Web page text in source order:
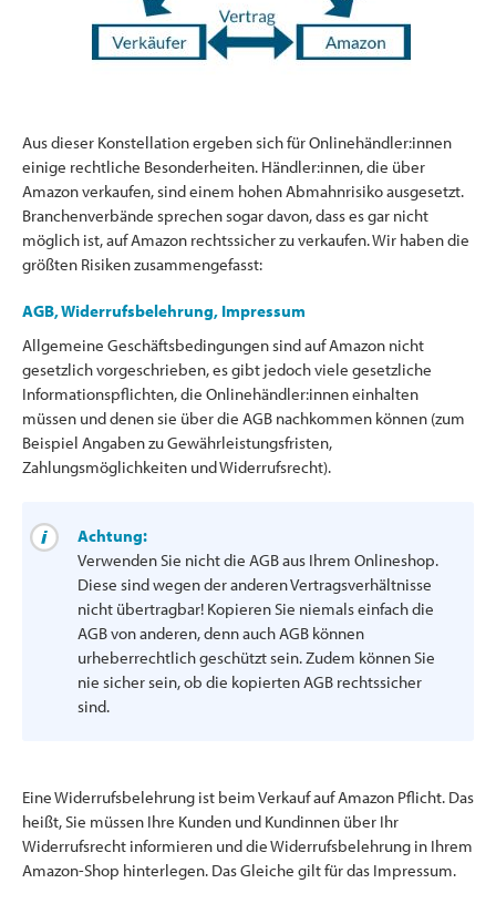
Aus dieser Konstellation ergeben sich für Onlinehändler:innen
einige rechtliche Besonderheiten. Händler:innen, die über
Amazon verkaufen, sind einem hohen Abmahnrisiko ausgesetzt.
Branchenverbände sprechen sogar davon, dass es gar nicht
möglich ist, auf Amazon rechtssicher zu verkaufen. Wir haben die
größten Risiken zusammengefasst:
AGB, Widerrufsbelehrung, Impressum
Allgemeine Geschäftsbedingungen sind auf Amazon nicht
gesetzlich vorgeschrieben, es gibt jedoch viele gesetzliche
Informationspflichten, die Onlinehändler:innen einhalten
müssen und denen sie über die AGB nachkommen können (zum
Beispiel Angaben zu Gewährleistungsfristen,
Zahlungsmöglichkeiten und Widerrufsrecht).
Achtung:
Verwenden Sie nicht die AGB aus Ihrem Onlineshop.
Diese sind wegen der anderen Vertragsverhältnisse
nicht übertragbar! Kopieren Sie niemals einfach die
AGB von anderen, denn auch AGB können
urheberrechtlich geschützt sein. Zudem können Sie
nie sicher sein, ob die kopierten AGB rechtssicher
sind.
Eine Widerrufsbelehrung ist beim Verkauf auf Amazon Pflicht. Das
heißt, Sie müssen Ihre Kunden und Kundinnen über Ihr
Widerrufsrecht informieren und die Widerrufsbelehrung in Ihrem
Amazon-Shop hinterlegen. Das Gleiche gilt für das Impressum.